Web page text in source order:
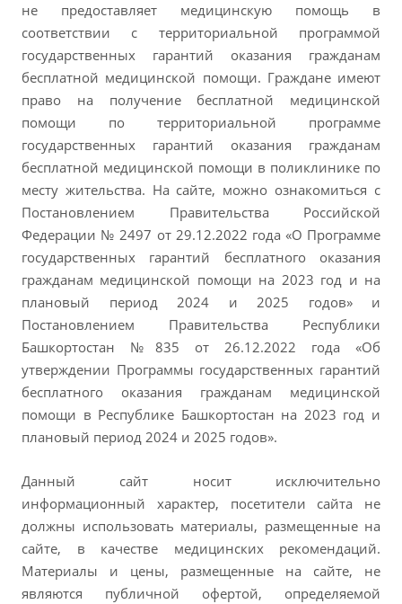
не предоставляет медицинскую помощь в
соответствии с территориальной программой
государственных гарантий оказания гражданам
бесплатной медицинской помощи. Граждане имеют
право на получение бесплатной медицинской
помощи по территориальной программе
государственных гарантий оказания гражданам
бесплатной медицинской помощи в поликлинике по
месту жительства. На сайте, можно ознакомиться с
Постановлением Правительства Российской
Федерации № 2497 от 29.12.2022 года «О Программе
государственных гарантий бесплатного оказания
гражданам медицинской помощи на 2023 год и на
плановый период 2024 и 2025 годов» и
Постановлением Правительства Республики
Башкортостан №835 от 26.12.2022 года «Об
утверждении Программы государственных гарантий
бесплатного оказания гражданам медицинской
помощи в Республике Башкортостан на 2023 год и
плановый период 2024 и 2025 годов».
Данный сайт носит исключительно
информационный характер, посетители сайта не
должны использовать материалы, размещенные на
сайте, в качестве медицинских рекомендаций.
Материалы и цены, размещенные на сайте, не
являются публичной офертой, определяемой